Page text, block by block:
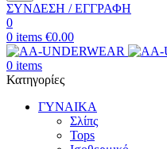
ΣΥΝΔΕΣΗ / ΕΓΓΡΑΦΗ
0
0 items €0.00
0 items
Κατηγορίες
ΓΥΝΑΙΚΑ
Σλίπς
Tops